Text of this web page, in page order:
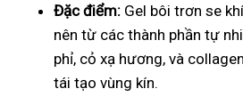
Đặc điểm: Gel bôi trơn se
nên từ các thành phần tự
phỉ, cỏ xạ hương, và
tái tạo vùng kín.